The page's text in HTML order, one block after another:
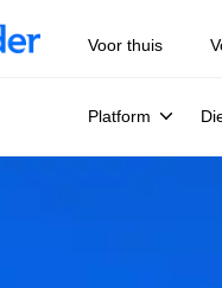
Voor thuis
Platform